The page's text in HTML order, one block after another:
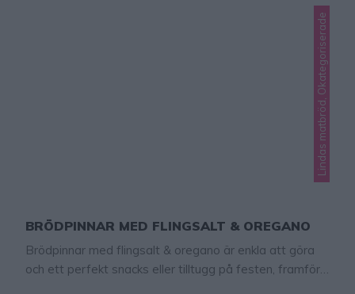
Lindas matbröd, Okategoriserade
BRÖDPINNAR MED FLINGSALT & OREGANO
Brödpinnar med flingsalt & oregano är enkla att göra
och ett perfekt snacks eller tilltugg på festen, framför